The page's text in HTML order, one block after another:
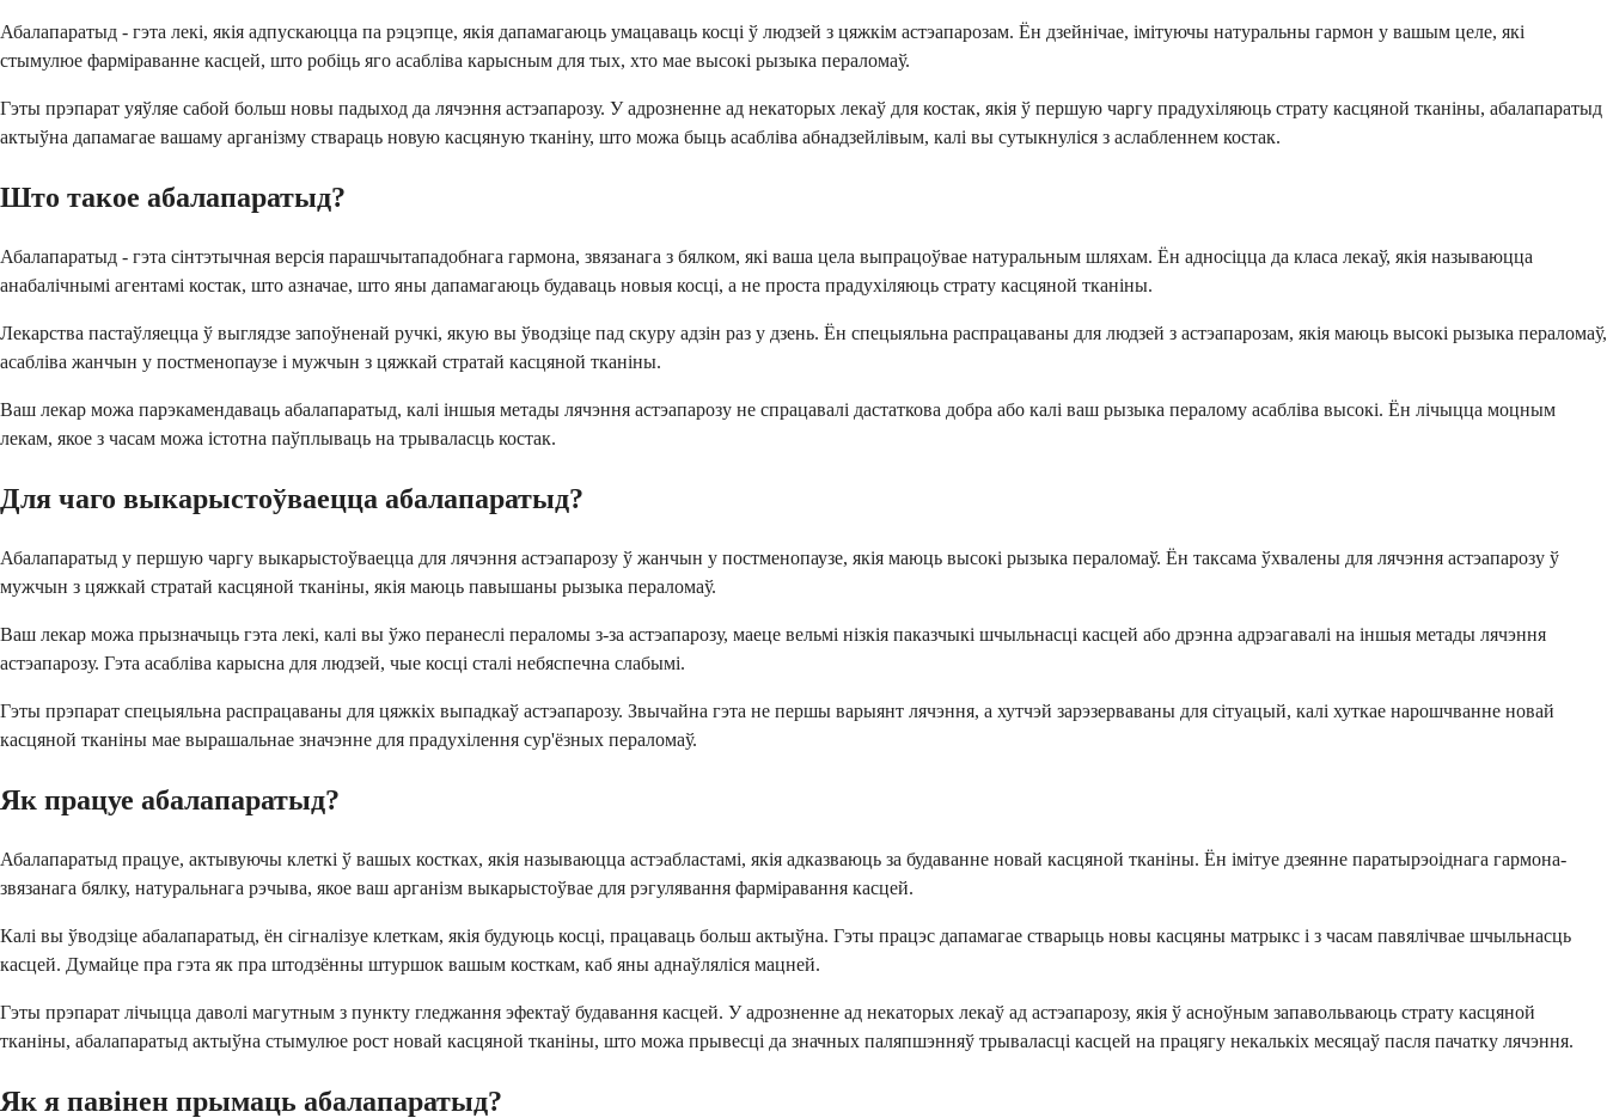
Абалапаратыд - гэта лекі, якія адпускаюцца па рэцэпце, якія дапамагаюць умацаваць косці ў людзей з цяжкім астэапарозам. Ён дзейнічае, імітуючы натуральны гармон у вашым целе, які
стымулюе фарміраванне касцей, што робіць яго асабліва карысным для тых, хто мае высокі рызыка пераломаў.
Гэты прэпарат уяўляе сабой больш новы падыход да лячэння астэапарозу. У адрозненне ад некаторых лекаў для костак, якія ў першую чаргу прадухіляюць страту касцяной тканіны, абалапаратыд
актыўна дапамагае вашаму арганізму ствараць новую касцяную тканіну, што можа быць асабліва абнадзейлівым, калі вы сутыкнуліся з аслабленнем костак.
Што такое абалапаратыд?
Абалапаратыд - гэта сінтэтычная версія парашчытападобнага гармона, звязанага з бялком, які ваша цела выпрацоўвае натуральным шляхам. Ён адносіцца да класа лекаў, якія называюцца
анабалічнымі агентамі костак, што азначае, што яны дапамагаюць будаваць новыя косці, а не проста прадухіляюць страту касцяной тканіны.
Лекарства пастаўляецца ў выглядзе запоўненай ручкі, якую вы ўводзіце пад скуру адзін раз у дзень. Ён спецыяльна распрацаваны для людзей з астэапарозам, якія маюць высокі рызыка пераломаў,
асабліва жанчын у постменопаузе і мужчын з цяжкай стратай касцяной тканіны.
Ваш лекар можа парэкамендаваць абалапаратыд, калі іншыя метады лячэння астэапарозу не спрацавалі дастаткова добра або калі ваш рызыка пералому асабліва высокі. Ён лічыцца моцным
лекам, якое з часам можа істотна паўплываць на трываласць костак.
Для чаго выкарыстоўваецца абалапаратыд?
Абалапаратыд у першую чаргу выкарыстоўваецца для лячэння астэапарозу ў жанчын у постменопаузе, якія маюць высокі рызыка пераломаў. Ён таксама ўхвалены для лячэння астэапарозу ў
мужчын з цяжкай стратай касцяной тканіны, якія маюць павышаны рызыка пераломаў.
Ваш лекар можа прызначыць гэта лекі, калі вы ўжо перанеслі пераломы з-за астэапарозу, маеце вельмі нізкія паказчыкі шчыльнасці касцей або дрэнна адрэагавалі на іншыя метады лячэння
астэапарозу. Гэта асабліва карысна для людзей, чые косці сталі небяспечна слабымі.
Гэты прэпарат спецыяльна распрацаваны для цяжкіх выпадкаў астэапарозу. Звычайна гэта не першы варыянт лячэння, а хутчэй зарэзерваваны для сітуацый, калі хуткае нарошчванне новай
касцяной тканіны мае вырашальнае значэнне для прадухілення сур'ёзных пераломаў.
Як працуе абалапаратыд?
Абалапаратыд працуе, актывуючы клеткі ў вашых костках, якія называюцца астэабластамі, якія адказваюць за будаванне новай касцяной тканіны. Ён імітуе дзеянне паратырэоіднага гармона-
звязанага бялку, натуральнага рэчыва, якое ваш арганізм выкарыстоўвае для рэгулявання фарміравання касцей.
Калі вы ўводзіце абалапаратыд, ён сігналізуе клеткам, якія будуюць косці, працаваць больш актыўна. Гэты працэс дапамагае стварыць новы касцяны матрыкс і з часам павялічвае шчыльнасць
касцей. Думайце пра гэта як пра штодзённы штуршок вашым косткам, каб яны аднаўляліся мацней.
Гэты прэпарат лічыцца даволі магутным з пункту гледжання эфектаў будавання касцей. У адрозненне ад некаторых лекаў ад астэапарозу, якія ў асноўным запавольваюць страту касцяной
тканіны, абалапаратыд актыўна стымулюе рост новай касцяной тканіны, што можа прывесці да значных паляпшэнняў трываласці касцей на працягу некалькіх месяцаў пасля пачатку лячэння.
Як я павінен прымаць абалапаратыд?